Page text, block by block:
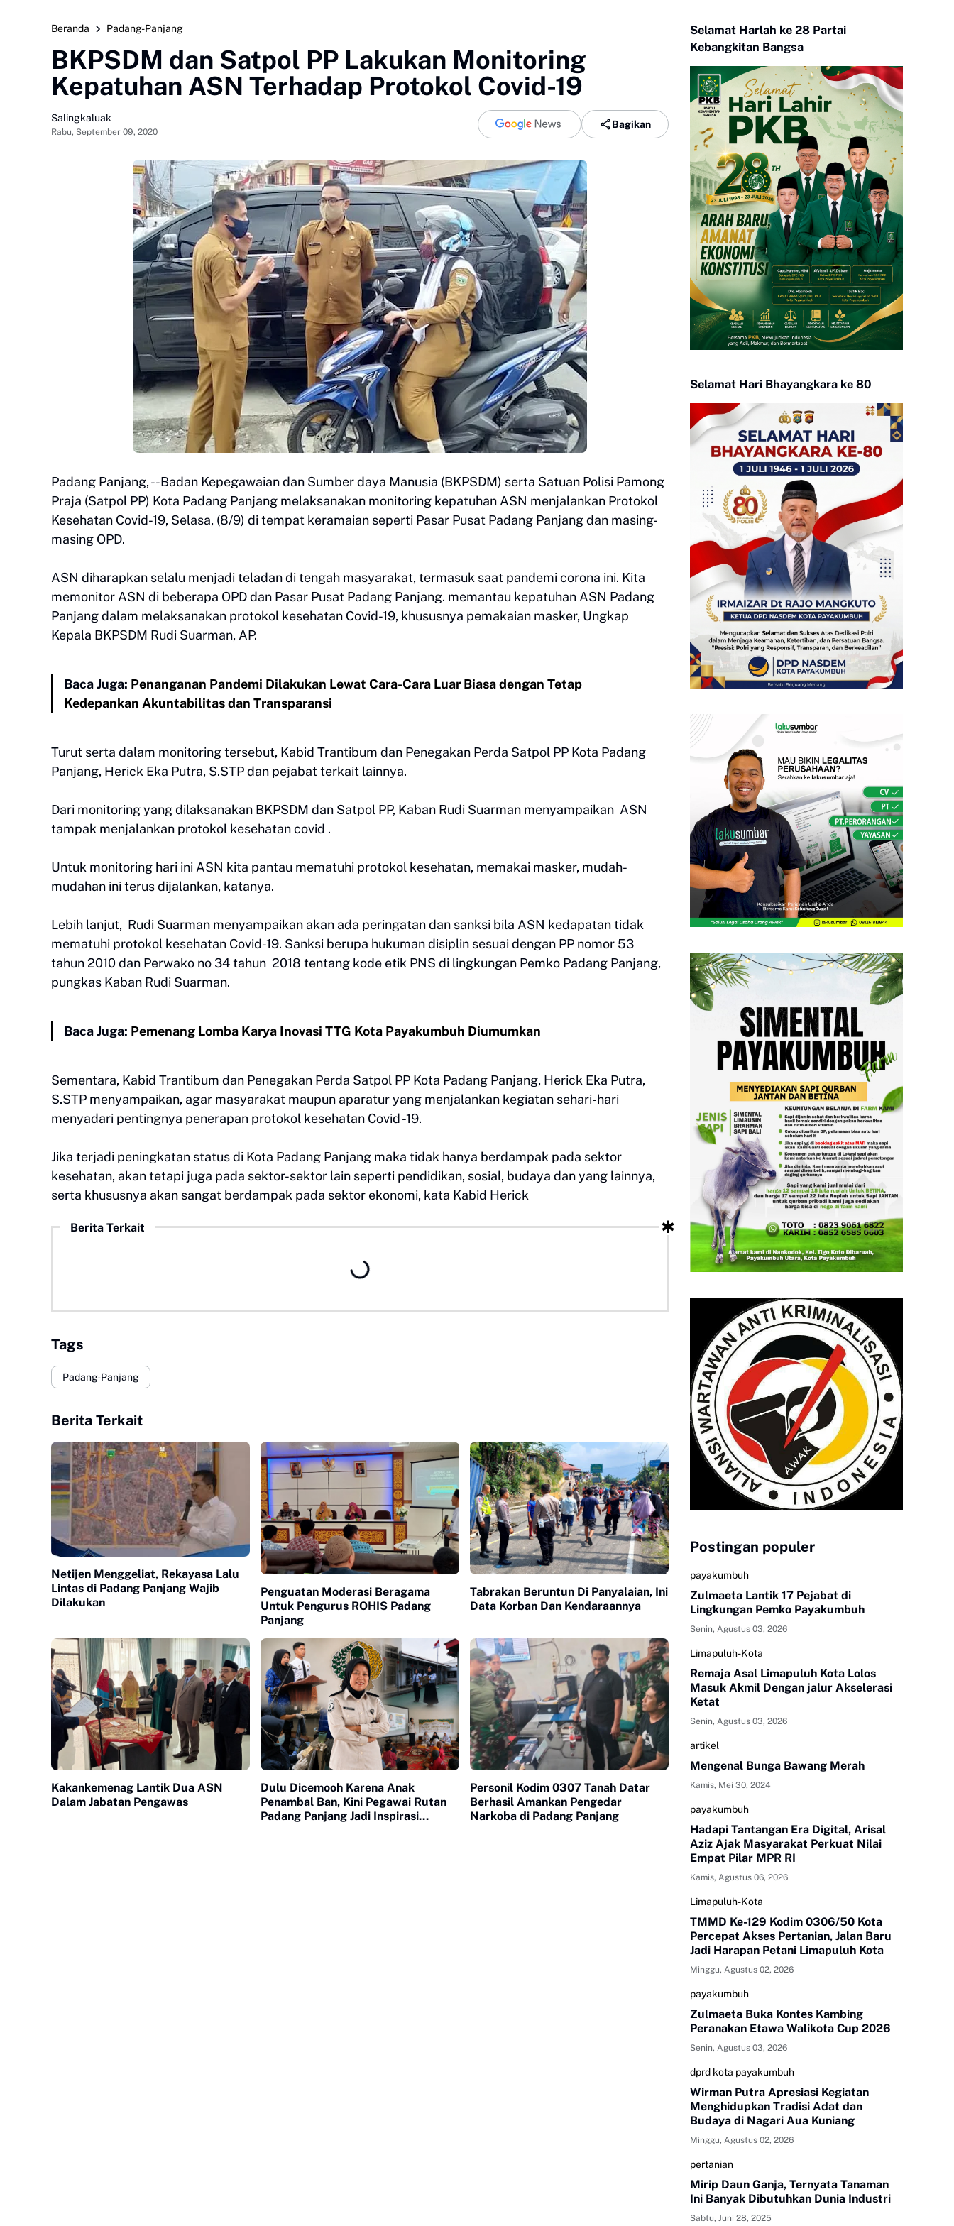
Beranda Padang-Panjang
BKPSDM dan Satpol PP Lakukan Monitoring
Kepatuhan ASN Terhadap Protokol Covid-19
Salingkaluak
Rabu, September 09, 2020
Bagikan
Padang Panjang, --Badan Kepegawaian dan Sumber daya Manusia (BKPSDM) serta Satuan Polisi Pamong
Praja (Satpol PP) Kota Padang Panjang melaksanakan monitoring kepatuhan ASN menjalankan Protokol
Kesehatan Covid-19, Selasa, (8/9) di tempat keramaian seperti Pasar Pusat Padang Panjang dan masing-
masing OPD.
ASN diharapkan selalu menjadi teladan di tengah masyarakat, termasuk saat pandemi corona ini. Kita
memonitor ASN di beberapa OPD dan Pasar Pusat Padang Panjang. memantau kepatuhan ASN Padang
Panjang dalam melaksanakan protokol kesehatan Covid-19, khususnya pemakaian masker, Ungkap
Kepala BKPSDM Rudi Suarman, AP.
Baca Juga: Penanganan Pandemi Dilakukan Lewat Cara-Cara Luar Biasa dengan Tetap
Kedepankan Akuntabilitas dan Transparansi
Turut serta dalam monitoring tersebut, Kabid Trantibum dan Penegakan Perda Satpol PP Kota Padang
Panjang, Herick Eka Putra, S.STP dan pejabat terkait lainnya.
Dari monitoring yang dilaksanakan BKPSDM dan Satpol PP, Kaban Rudi Suarman menyampaikan ASN
tampak menjalankan protokol kesehatan covid .
Untuk monitoring hari ini ASN kita pantau mematuhi protokol kesehatan, memakai masker, mudah-
mudahan ini terus dijalankan, katanya.
Lebih lanjut, Rudi Suarman menyampaikan akan ada peringatan dan sanksi bila ASN kedapatan tidak
mematuhi protokol kesehatan Covid-19. Sanksi berupa hukuman disiplin sesuai dengan PP nomor 53
tahun 2010 dan Perwako no 34 tahun 2018 tentang kode etik PNS di lingkungan Pemko Padang Panjang,
pungkas Kaban Rudi Suarman.
Baca Juga: Pemenang Lomba Karya Inovasi TTG Kota Payakumbuh Diumumkan
Sementara, Kabid Trantibum dan Penegakan Perda Satpol PP Kota Padang Panjang, Herick Eka Putra,
S.STP menyampaikan, agar masyarakat maupun aparatur yang menjalankan kegiatan sehari-hari
menyadari pentingnya penerapan protokol kesehatan Covid -19.
Jika terjadi peningkatan status di Kota Padang Panjang maka tidak hanya berdampak pada sektor
kesehatan, akan tetapi juga pada sektor-sektor lain seperti pendidikan, sosial, budaya dan yang lainnya,
serta khususnya akan sangat berdampak pada sektor ekonomi, kata Kabid Herick
Berita Terkait
Tags
Padang-Panjang
Berita Terkait
Netijen Menggeliat, Rekayasa Lalu
Lintas di Padang Panjang Wajib
Dilakukan
Penguatan Moderasi Beragama
Untuk Pengurus ROHIS Padang
Panjang
Tabrakan Beruntun Di Panyalaian, Ini
Data Korban Dan Kendaraannya
Kakankemenag Lantik Dua ASN
Dalam Jabatan Pengawas
Dulu Dicemooh Karena Anak
Penambal Ban, Kini Pegawai Rutan
Padang Panjang Jadi Inspirasi
Personil Kodim 0307 Tanah Datar
Berhasil Amankan Pengedar
Narkoba di Padang Panjang
Selamat Harlah ke 28 Partai
Kebangkitan Bangsa
Selamat Hari Bhayangkara ke 80
Postingan populer
payakumbuh
Zulmaeta Lantik 17 Pejabat di
Lingkungan Pemko Payakumbuh
Senin, Agustus 03, 2026
Limapuluh-Kota
Remaja Asal Limapuluh Kota Lolos
Masuk Akmil Dengan jalur Akselerasi
Ketat
Senin, Agustus 03, 2026
artikel
Mengenal Bunga Bawang Merah
Kamis, Mei 30, 2024
payakumbuh
Hadapi Tantangan Era Digital, Arisal
Aziz Ajak Masyarakat Perkuat Nilai
Empat Pilar MPR RI
Kamis, Agustus 06, 2026
Limapuluh-Kota
TMMD Ke-129 Kodim 0306/50 Kota
Percepat Akses Pertanian, Jalan Baru
Jadi Harapan Petani Limapuluh Kota
Minggu, Agustus 02, 2026
payakumbuh
Zulmaeta Buka Kontes Kambing
Peranakan Etawa Walikota Cup 2026
Senin, Agustus 03, 2026
dprd kota payakumbuh
Wirman Putra Apresiasi Kegiatan
Menghidupkan Tradisi Adat dan
Budaya di Nagari Aua Kuniang
Minggu, Agustus 02, 2026
pertanian
Mirip Daun Ganja, Ternyata Tanaman
Ini Banyak Dibutuhkan Dunia Industri
Sabtu, Juni 28, 2025